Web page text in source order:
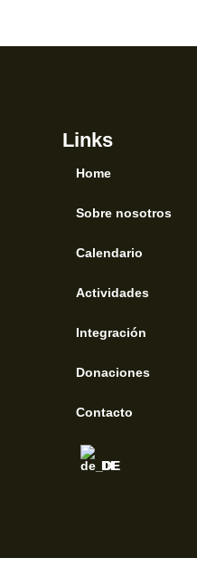
Links
Home
Sobre nosotros
Calendario
Actividades
Integración
Donaciones
Contacto
DE